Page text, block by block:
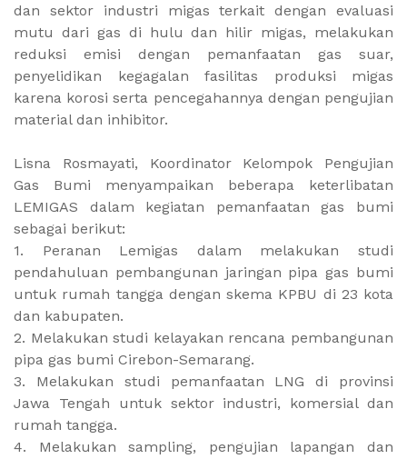
dan sektor industri migas terkait dengan evaluasi
mutu dari gas di hulu dan hilir migas, melakukan
reduksi emisi dengan pemanfaatan gas suar,
penyelidikan kegagalan fasilitas produksi migas
karena korosi serta pencegahannya dengan pengujian
material dan inhibitor.
Lisna Rosmayati, Koordinator Kelompok Pengujian
Gas Bumi menyampaikan beberapa keterlibatan
LEMIGAS dalam kegiatan pemanfaatan gas bumi
sebagai berikut:
1. Peranan Lemigas dalam melakukan studi
pendahuluan pembangunan jaringan pipa gas bumi
untuk rumah tangga dengan skema KPBU di 23 kota
dan kabupaten.
2. Melakukan studi kelayakan rencana pembangunan
pipa gas bumi Cirebon-Semarang.
3. Melakukan studi pemanfaatan LNG di provinsi
Jawa Tengah untuk sektor industri, komersial dan
rumah tangga.
4. Melakukan sampling, pengujian lapangan dan